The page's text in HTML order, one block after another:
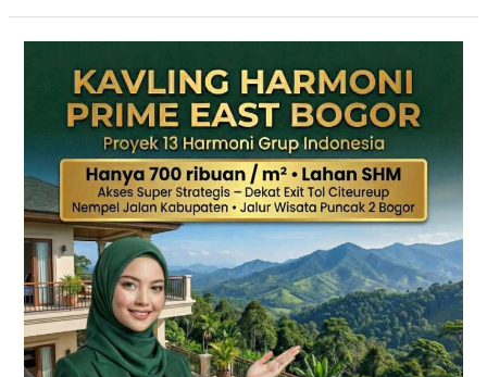
HARMONI
BOGOR
|
SHM
Pecah
Sertifikat
|
Dekat
Tol
Citeureup